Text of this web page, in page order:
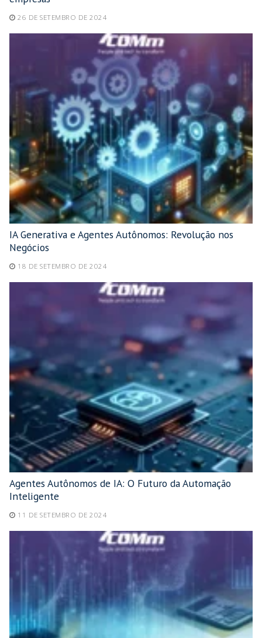
26 DE SETEMBRO DE 2024
IA Generativa e Agentes Autônomos: Revolução nos
Negócios
18 DE SETEMBRO DE 2024
Agentes Autônomos de IA: O Futuro da Automação
Inteligente
11 DE SETEMBRO DE 2024